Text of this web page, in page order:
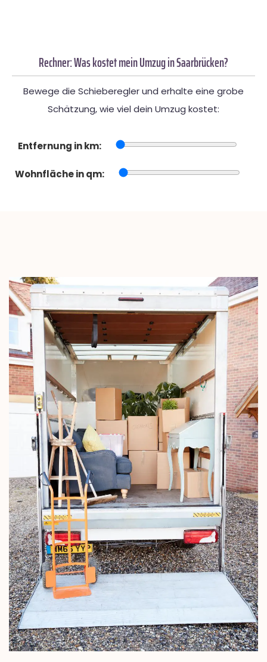
Rechner: Was kostet mein Umzug in Saarbrücken?
Bewege die Schieberegler und erhalte eine grobe
Schätzung, wie viel dein Umzug kostet:
Entfernung in km:
Wohnfläche in qm: